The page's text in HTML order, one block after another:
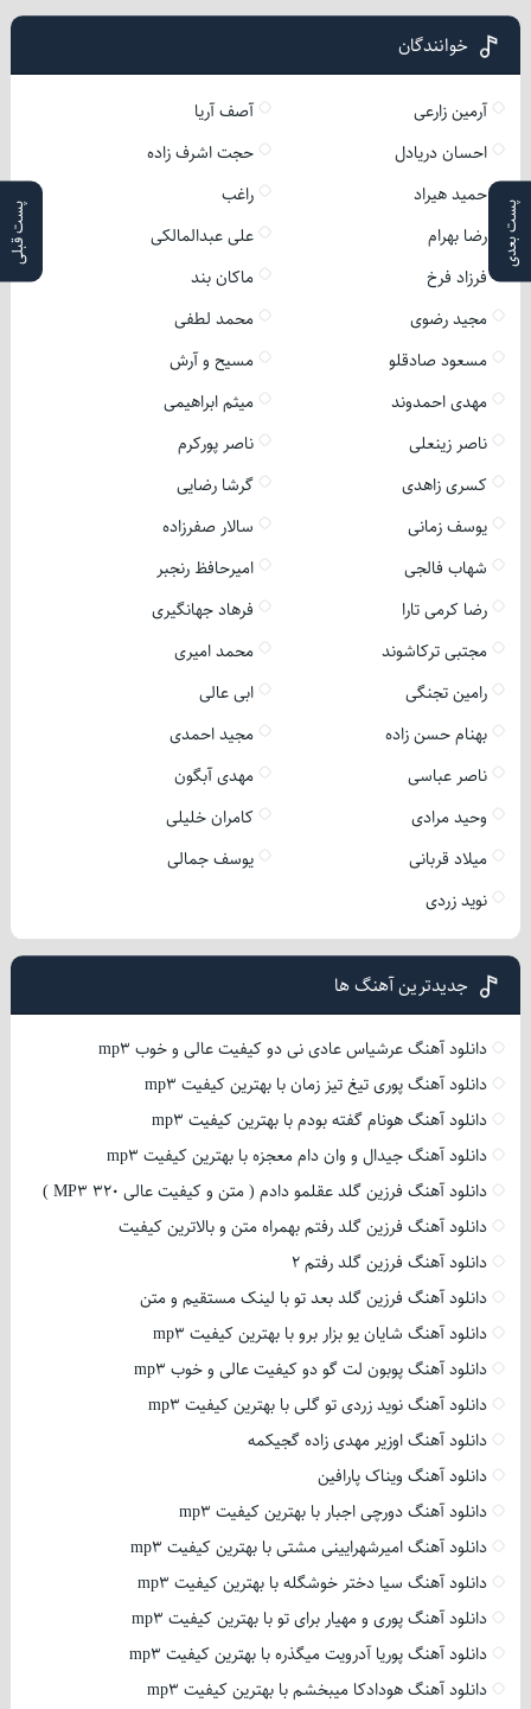
پست بعدی پست قبلی
خوانندگان
آرمین زارعی
آصف آریا
احسان دریادل
حجت اشرف زاده
حمید هیراد
راغب
رضا بهرام
علی عبدالمالکی
فرزاد فرخ
ماکان بند
مجید رضوی
محمد لطفی
مسعود صادقلو
مسیح و آرش
مهدی احمدوند
میثم ابراهیمی
ناصر زینعلی
ناصر پورکرم
کسری زاهدی
گرشا رضایی
یوسف زمانی
سالار صفرزاده
شهاب فالجی
امیرحافظ رنجبر
رضا کرمی تارا
فرهاد جهانگیری
مجتبی ترکاشوند
محمد امیری
رامین تجنگی
ابی عالی
بهنام حسن زاده
مجید احمدی
ناصر عباسی
مهدی آبگون
وحید مرادی
کامران خلیلی
میلاد قربانی
یوسف جمالی
نوید زردی
جدیدترین آهنگ ها
دانلود آهنگ عرشیاس عادی نی دو کیفیت عالی و خوب mp3
دانلود آهنگ پوری تیغ تیز زمان با بهترین کیفیت mp3
دانلود آهنگ هونام گفته بودم با بهترین کیفیت mp3
دانلود آهنگ جیدال و وان دام معجزه با بهترین کیفیت mp3
دانلود آهنگ فرزین گلد عقلمو دادم ( متن و کیفیت عالی 320 MP3 )
دانلود آهنگ فرزین گلد رفتم بهمراه متن و بالاترین کیفیت
دانلود آهنگ فرزین گلد رفتم 2
دانلود آهنگ فرزین گلد بعد تو با لینک مستقیم و متن
دانلود آهنگ شایان یو بزار برو با بهترین کیفیت mp3
دانلود آهنگ پوبون لت گو دو کیفیت عالی و خوب mp3
دانلود آهنگ نوید زردی تو گلی با بهترین کیفیت mp3
دانلود آهنگ اوزیر مهدی زاده گجیکمه
دانلود آهنگ ویناک پارافین
دانلود آهنگ دورچی اجبار با بهترین کیفیت mp3
دانلود آهنگ امیرشهرایینی مشتی با بهترین کیفیت mp3
دانلود آهنگ سیا دختر خوشگله با بهترین کیفیت mp3
دانلود آهنگ پوری و مهیار برای تو با بهترین کیفیت mp3
دانلود آهنگ پوریا آدرویت میگذره با بهترین کیفیت mp3
دانلود آهنگ هودادکا میبخشم با بهترین کیفیت mp3